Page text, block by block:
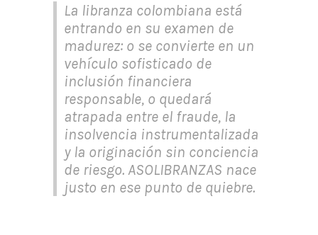
La libranza colombiana está
entrando en su examen de
madurez: o se convierte en un
vehículo sofisticado de
inclusión financiera
responsable, o quedará
atrapada entre el fraude, la
insolvencia instrumentalizada
y la originación sin conciencia
de riesgo. ASOLIBRANZAS nace
justo en ese punto de quiebre.